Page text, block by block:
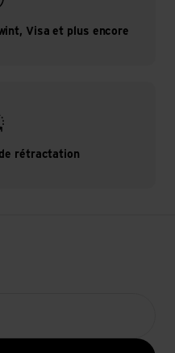
Visa et plus encore
rétractation